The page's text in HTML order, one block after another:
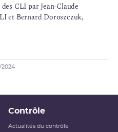
CLI par Jean-Claude
et Bernard Doroszczuk,
2024
Contrôle
Actualités du contrôle